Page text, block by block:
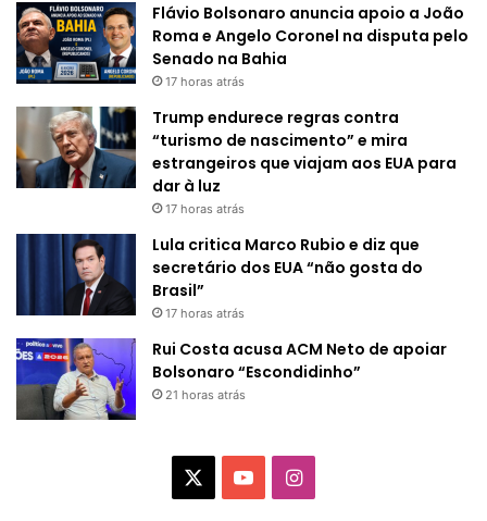
Flávio Bolsonaro anuncia apoio a João
Roma e Angelo Coronel na disputa pelo
Senado na Bahia
17 horas atrás
Trump endurece regras contra
“turismo de nascimento” e mira
estrangeiros que viajam aos EUA para
dar à luz
17 horas atrás
Lula critica Marco Rubio e diz que
secretário dos EUA “não gosta do
Brasil”
17 horas atrás
Rui Costa acusa ACM Neto de apoiar
Bolsonaro “Escondidinho”
21 horas atrás
I